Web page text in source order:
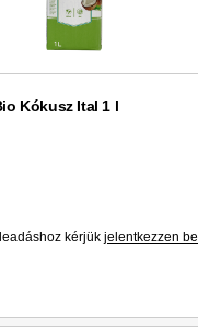
Kókusz Ital 1 l
kérjük jelentkezzen be